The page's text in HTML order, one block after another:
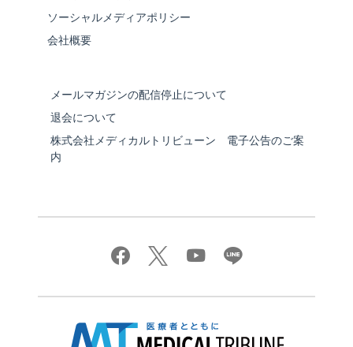
ソーシャルメディアポリシー
会社概要
メールマガジンの配信停止について
退会について
株式会社メディカルトリビューン 電子公告のご案
内